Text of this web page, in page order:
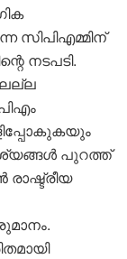
സിപിഎമ്മിന്
നടപടി.
പുറത്ത്
രാഷ്ട്രീയ